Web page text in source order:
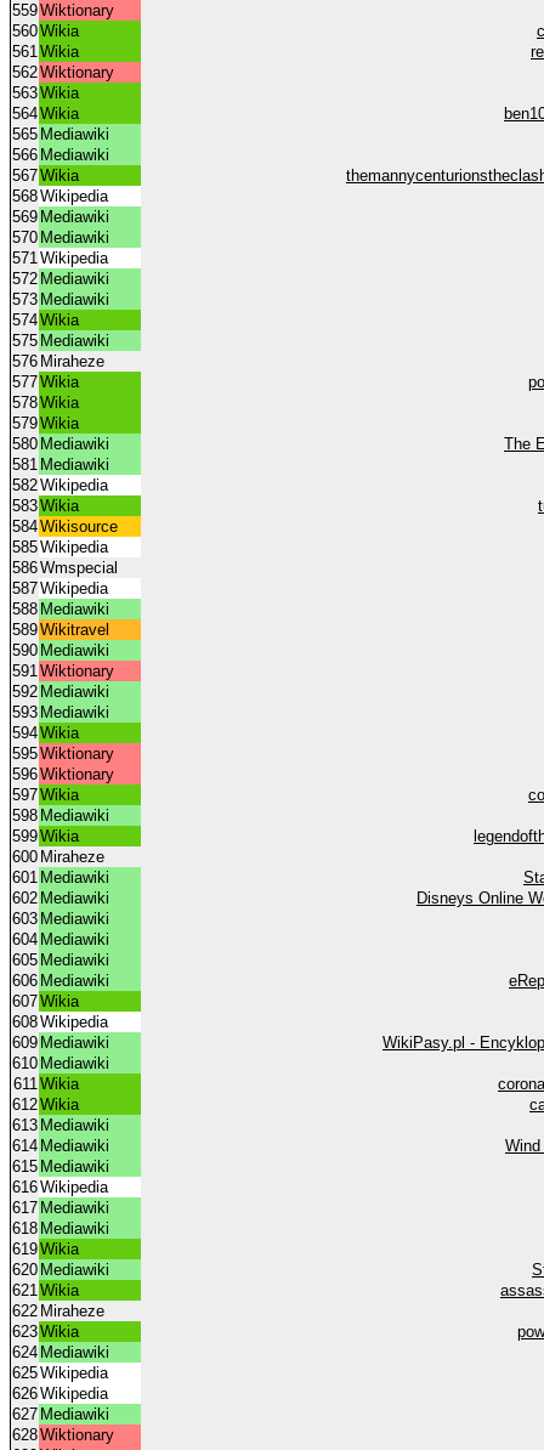
559Wiktionary
560Wikia
561Wikia
562Wiktionary
563Wikia
564Wikia
565 Mediawiki
566 Mediawiki
567Wikia
568Wikipedia
569 Mediawiki
570 Mediawiki
571Wikipedia
572 Mediawiki
573 Mediawiki
574Wikia
575 Mediawiki
576 Miraheze
577Wikia
578Wikia
579Wikia
580 Mediawiki
The
581 Mediawiki
582Wikipedia
583Wikia
584Wikisource
585Wikipedia
586Wmspecial
587Wikipedia
588 Mediawiki
589Wikitravel
590 Mediawiki
591Wiktionary
592 Mediawiki
593 Mediawiki
594Wikia
595Wiktionary
596Wiktionary
597Wikia
598 Mediawiki
599Wikia
600 Miraheze
601 Mediawiki
602 Mediawiki
Disneys Online
603 Mediawiki
604 Mediawiki
605 Mediawiki
606 Mediawiki
607Wikia
608Wikipedia
609 Mediawiki
WikiPasy.pl -
610 Mediawiki
611Wikia
612Wikia
613 Mediawiki
614 Mediawiki
615 Mediawiki
616Wikipedia
617 Mediawiki
618 Mediawiki
619Wikia
620 Mediawiki
621Wikia
622 Miraheze
623Wikia
624 Mediawiki
625Wikipedia
626Wikipedia
627 Mediawiki
628Wiktionary